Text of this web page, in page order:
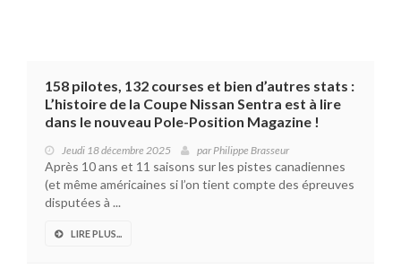
158 pilotes, 132 courses et bien d’autres stats :
L’histoire de la Coupe Nissan Sentra est à lire
dans le nouveau Pole-Position Magazine !
Jeudi 18 décembre 2025 parPhilippe Brasseur
Après 10 ans et 11 saisons sur les pistes canadiennes
(et même américaines si l’on tient compte des épreuves
disputées à ...
LIRE PLUS...